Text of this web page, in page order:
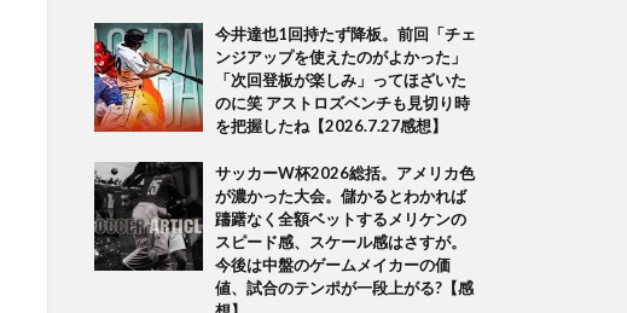
今井達也1回持たず降板。前回「チェ
ンジアップを使えたのがよかった」
「次回登板が楽しみ」ってほざいた
のに笑 アストロズベンチも見切り時
を把握したね【2026.7.27感想】
サッカーW杯2026総括。アメリカ色
が濃かった大会。儲かるとわかれば
躊躇なく全額ベットするメリケンの
スピード感、スケール感はさすが。
今後は中盤のゲームメイカーの価
値、試合のテンポが一段上がる?【感